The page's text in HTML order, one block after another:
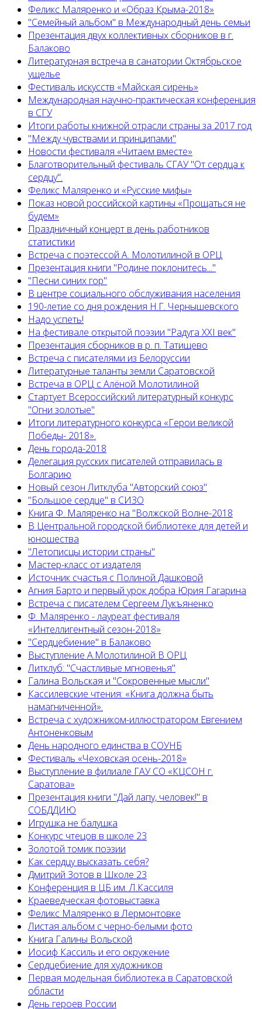
Феликс Маляренко и «Образ Крыма-2018»
"Семейный альбом" в Международный день семьи
Презентация двух коллективных сборников в г.
Балаково
Литературная встреча в санатории Октябрьское
ущелье
Фестиваль искусств «Майская сирень»
Международная научно-практическая конференция
в СГУ
Итоги работы книжной отрасли страны за 2017 год
"Между чувствами и принципами"
Новости фестиваля «Читаем вместе»
Благотворительный фестиваль СГАУ "От сердца к
сердцу".
Феликс Маляренко и «Русские мифы»
Показ новой российской картины «Прощаться не
будем»
Праздничный концерт в день работников
статистики
Встреча с поэтессой А. Молотилиной в ОРЦ
Презентация книги "Родине поклонитесь..."
"Песни синих гор"
В центре социального обслуживания населения
190-летие со дня рождения Н.Г. Чернышевского
Надо успеть!
На фестивале открытой поэзии "Радуга XXI век"
Презентация сборников в р. п. Татищево
Встреча с писателями из Белоруссии
Литературные таланты земли Саратовской
Встреча в ОРЦ с Алёной Молотилиной
Cтартует Всероссийский литературный конкурс
"Огни золотые"
Итоги литературного конкурса «Герои великой
Победы- 2018».
День города-2018
Делегация русских писателей отправилась в
Болгарию
Новый сезон Литклуба "Авторский союз"
"Большое сердце" в СИЗО
Книга Ф. Маляренко на "Волжской Волне-2018
В Центральной городской библиотеке для детей и
юношества
"Летописцы истории страны"
Мастер-класс от издателя
Источник счастья с Полиной Дашковой
Агния Барто и первый урок добра Юрия Гагарина
Встреча с писателем Сергеем Лукъяненко
Ф. Маляренко - лауреат фестиваля
«Интеллигентный сезон-2018»
"Сердцебиение" в Балаково
Выступление А.Молотилиной В ОРЦ
Литклуб: "Счастливые мгновенья"
Галина Вольская и "Сокровенные мысли"
Кассилевские чтения: «Книга должна быть
намагниченной».
Встреча с художником-иллюстратором Евгением
Антоненковым
День народного единства в СОУНБ
Фестиваль «Чеховская осень-2018»
Выступление в филиале ГАУ СО «КЦСОН г.
Саратова»
Презентация книги "Дай лапу, человек!" в
СОБДДИЮ
Игрушка не балушка
Конкурс чтецов в школе 23
Золотой томик поэзии
Как сердцу высказать себя?
Дмитрий Зотов в Школе 23
Конференция в ЦБ им. Л.Кассиля
Краеведческая фотовыставка
Феликс Маляренко в Лермонтовке
Листая альбом с черно-белыми фото
Книга Галины Вольской
Иосиф Кассиль и его окружение
Сердцебиение для художников
Первая модельная библиотека в Саратовской
области
День героев России